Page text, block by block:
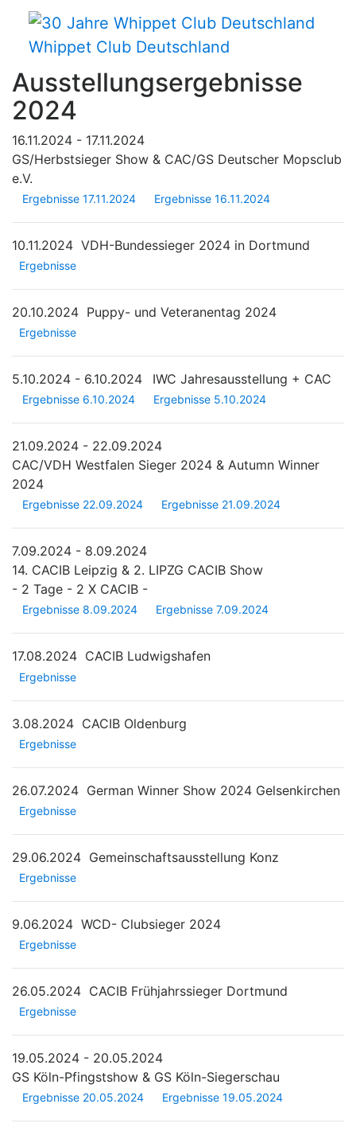
Whippet Club Deutschland
Ausstellungsergebnisse
2024
16.11.2024 - 17.11.2024
GS/Herbstsieger Show & CAC/GS Deutscher Mopsclub
e.V.
Ergebnisse 17.11.2024 Ergebnisse 16.11.2024
10.11.2024 VDH-Bundessieger 2024 in Dortmund
Ergebnisse
20.10.2024 Puppy- und Veteranentag 2024
Ergebnisse
5.10.2024 - 6.10.2024 IWC Jahresausstellung + CAC
Ergebnisse 6.10.2024 Ergebnisse 5.10.2024
21.09.2024 - 22.09.2024
CAC/VDH Westfalen Sieger 2024 & Autumn Winner
2024
Ergebnisse 22.09.2024 Ergebnisse 21.09.2024
7.09.2024 - 8.09.2024
14. CACIB Leipzig & 2. LIPZG CACIB Show
- 2 Tage - 2 X CACIB -
Ergebnisse 8.09.2024 Ergebnisse 7.09.2024
17.08.2024 CACIB Ludwigshafen
Ergebnisse
3.08.2024 CACIB Oldenburg
Ergebnisse
26.07.2024 German Winner Show 2024 Gelsenkirchen
Ergebnisse
29.06.2024 Gemeinschaftsausstellung Konz
Ergebnisse
9.06.2024 WCD- Clubsieger 2024
Ergebnisse
26.05.2024 CACIB Frühjahrssieger Dortmund
Ergebnisse
19.05.2024 - 20.05.2024
GS Köln-Pfingstshow & GS Köln-Siegerschau
Ergebnisse 20.05.2024 Ergebnisse 19.05.2024